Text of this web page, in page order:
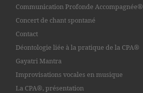
Communication Profonde Accompagnée®
Concert de chant spontané
Contact
Déontologie liée à la pratique de la CPA®
Gayatri Mantra
Improvisations vocales en musique
La CPA®, présentation